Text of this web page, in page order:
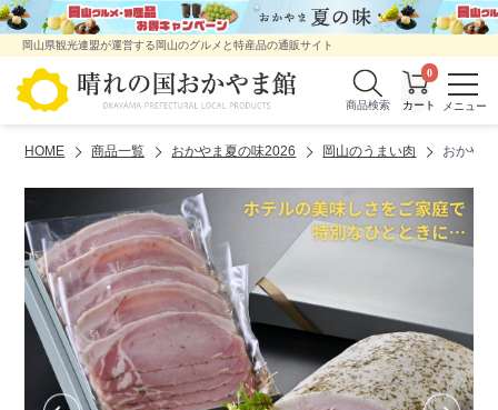
岡山県観光連盟が運営する岡山のグルメと特産品の通販サイト
商品検索
0
HOME 商品一覧 おかやま夏の味2026 岡山のうまい肉 おかや